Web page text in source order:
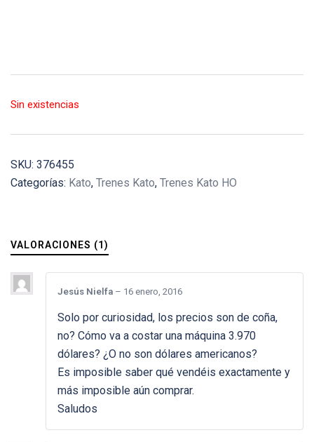
Sin existencias
SKU: 376455
Categorías: Kato, Trenes Kato, Trenes Kato HO
VALORACIONES (1)
Jesús Nielfa – 16 enero, 2016
Solo por curiosidad, los precios son de coña,
no? Cómo va a costar una máquina 3.970
dólares? ¿O no son dólares americanos?
Es imposible saber qué vendéis exactamente y
más imposible aún comprar.
Saludos